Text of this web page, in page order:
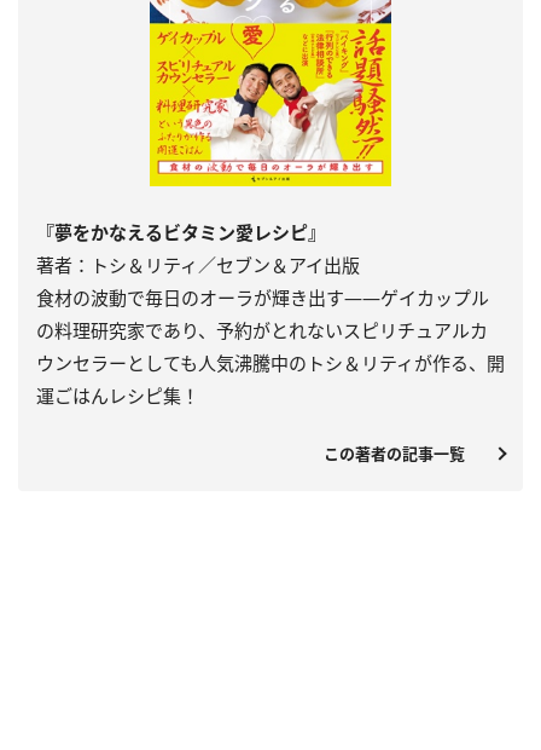
『夢をかなえるビタミン愛レシピ』
著者：トシ＆リティ／セブン＆アイ出版
食材の波動で毎日のオーラが輝き出す――ゲイカップル
の料理研究家であり、予約がとれないスピリチュアルカ
ウンセラーとしても人気沸騰中のトシ＆リティが作る、開
運ごはんレシピ集！
この著者の記事一覧